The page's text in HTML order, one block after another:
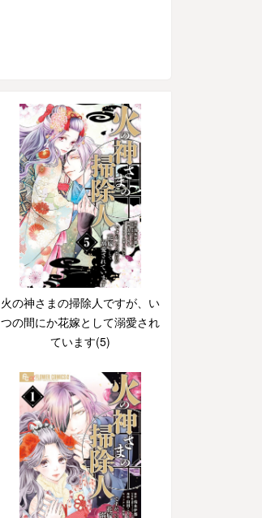
火の神さまの掃除人ですが、い
つの間にか花嫁として溺愛され
ています(5)